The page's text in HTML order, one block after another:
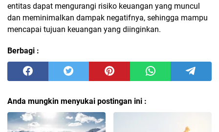
entitas dapat mengurangi risiko keuangan yang muncul
dan meminimalkan dampak negatifnya, sehingga mampu
mencapai tujuan keuangan yang diinginkan.
Berbagi :
Anda mungkin menyukai postingan ini :